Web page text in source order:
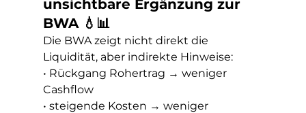
unsichtbare Ergänzung zur
BWA 💧📊
Die BWA zeigt nicht direkt die
Liquidität, aber indirekte Hinweise:
• Rückgang Rohertrag → weniger
Cashflow
• steigende Kosten → weniger